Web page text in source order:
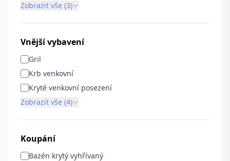
Zobrazit vše (3)
Vnější vybavení
Gril
Krb venkovní
Kryté venkovní posezení
Zobrazit vše (4)
Koupání
Bazén krytý vyhřívaný